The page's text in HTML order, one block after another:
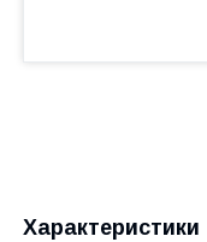
Характеристики